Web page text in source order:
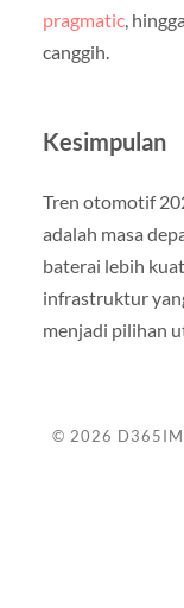
pragmatic,
canggih.
Kesimpulan
Tren otomotif
adalah masa
baterai lebih
infrastruktur
menjadi pilihan
© 2026